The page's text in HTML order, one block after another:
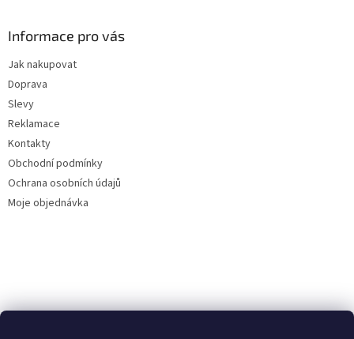
Informace pro vás
Jak nakupovat
Doprava
Slevy
Reklamace
Kontakty
Obchodní podmínky
Ochrana osobních údajů
Moje objednávka